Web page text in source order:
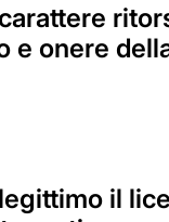
e onere
il